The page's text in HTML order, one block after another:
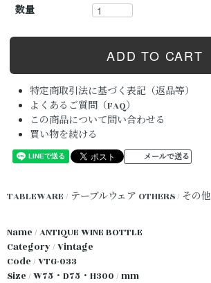
数量
特定商取引法に基づく表記（返品等）
よくあるご質問（FAQ）
この商品について問い合わせる
買い物を続ける
メールで送る
TABLEWARE / テーブルウェア OTHERS / その他
Name / ANTIQUE WINE BOTTLE
Category / Vintage
Code / VTG-033
Size / W75・D75・H300 / mm